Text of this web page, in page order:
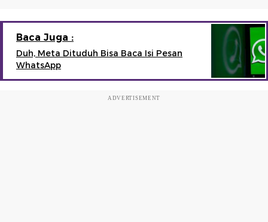
Baca Juga :
Duh, Meta Dituduh Bisa Baca Isi Pesan
WhatsApp
ADVERTISEMENT